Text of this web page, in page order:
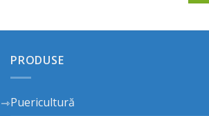
PRODUSE
Puericultură